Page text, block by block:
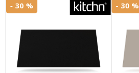
- 30 % - 30 %